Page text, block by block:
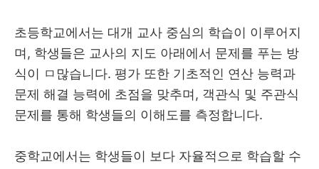
초등학교에서는 대개 교사 중심의 학습이 이루어지
며, 학생들은 교사의 지도 아래에서 문제를 푸는 방
식이 ㅁ많습니다. 평가 또한 기초적인 연산 능력과
문제 해결 능력에 초점을 맞추며, 객관식 및 주관식
문제를 통해 학생들의 이해도를 측정합니다.
중학교에서는 학생들이 보다 자율적으로 학습할 수